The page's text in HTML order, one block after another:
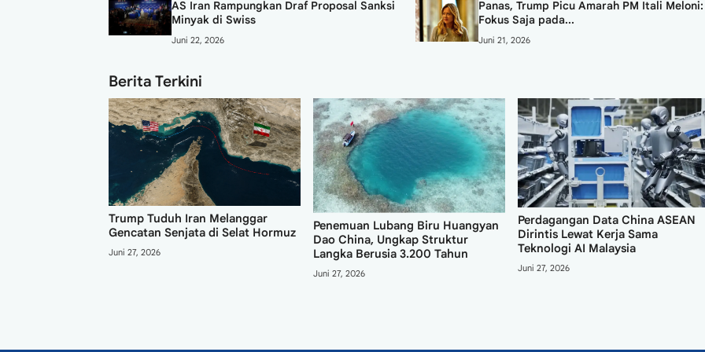
AS Iran Rampungkan Draf Proposal Sanksi
Minyak di Swiss
Juni 22, 2026
Panas, Trump Picu Amarah PM Itali Meloni:
Fokus Saja pada...
Juni 21, 2026
Berita Terkini
Trump Tuduh Iran Melanggar
Gencatan Senjata di Selat Hormuz
Juni 27, 2026
Penemuan Lubang Biru Huangyan
Dao China, Ungkap Struktur
Langka Berusia 3.200 Tahun
Juni 27, 2026
Perdagangan Data China ASEAN
Dirintis Lewat Kerja Sama
Teknologi AI Malaysia
Juni 27, 2026